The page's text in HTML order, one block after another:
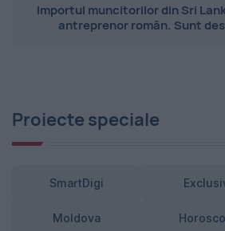
Importul muncitorilor din Sri
antreprenor român. Sunt
Proiecte speciale
SmartDigi
Moldova